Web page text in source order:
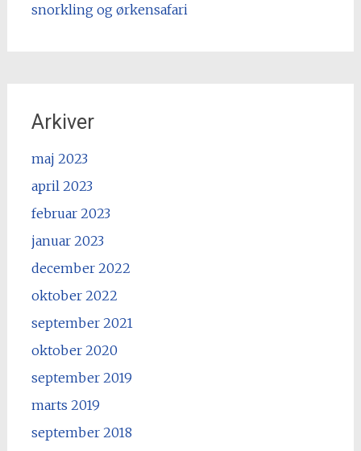
snorkling og ørkensafari
Arkiver
maj 2023
april 2023
februar 2023
januar 2023
december 2022
oktober 2022
september 2021
oktober 2020
september 2019
marts 2019
september 2018